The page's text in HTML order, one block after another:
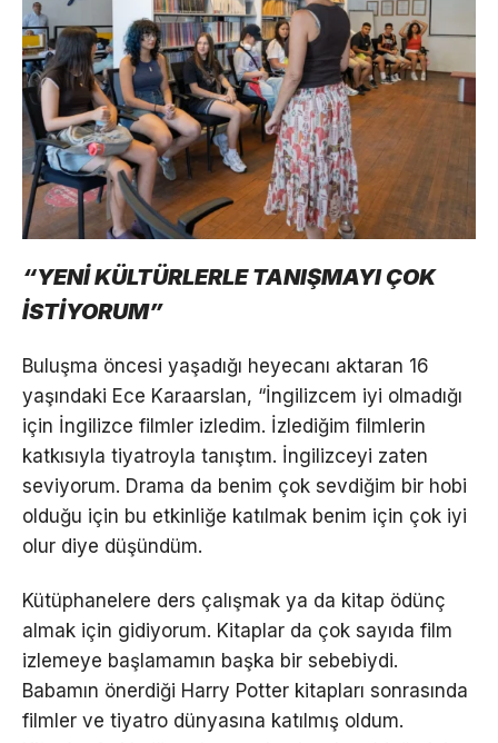
“YENİ KÜLTÜRLERLE TANIŞMAYI ÇOK
İSTİYORUM”
Buluşma öncesi yaşadığı heyecanı aktaran 16
yaşındaki Ece Karaarslan, “İngilizcem iyi olmadığı
için İngilizce filmler izledim. İzlediğim filmlerin
katkısıyla tiyatroyla tanıştım. İngilizceyi zaten
seviyorum. Drama da benim çok sevdiğim bir hobi
olduğu için bu etkinliğe katılmak benim için çok iyi
olur diye düşündüm.
Kütüphanelere ders çalışmak ya da kitap ödünç
almak için gidiyorum. Kitaplar da çok sayıda film
izlemeye başlamamın başka bir sebebiydi.
Babamın önerdiği Harry Potter kitapları sonrasında
filmler ve tiyatro dünyasına katılmış oldum.